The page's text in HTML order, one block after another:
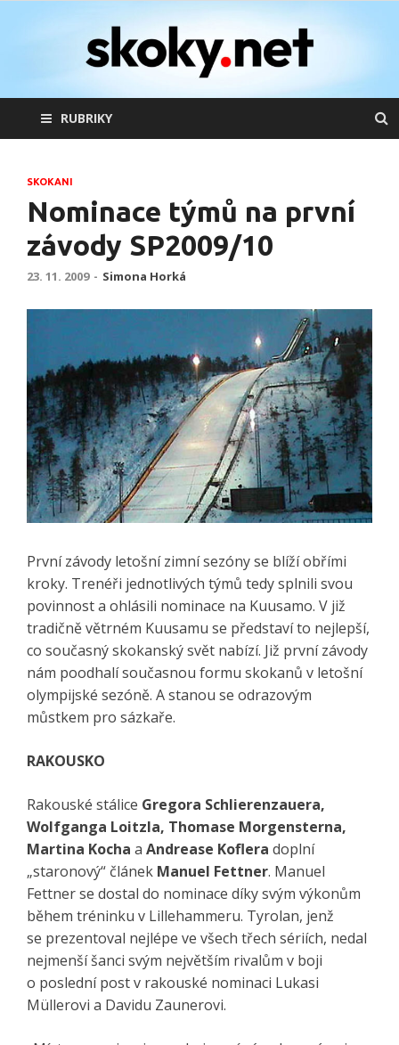
skoky.net
skoky na lyžích
RUBRIKY
SKOKANI
Nominace týmů na první
závody SP2009/10
23. 11. 2009 - Simona Horká
První závody letošní zimní sezóny se blíží obřími
kroky. Trenéři jednotlivých týmů tedy splnili svou
povinnost a ohlásili nominace na Kuusamo. V již
tradičně větrném Kuusamu se představí to nejlepší,
co současný skokanský svět nabízí. Již první závody
nám poodhalí současnou formu skokanů v letošní
olympijské sezóně. A stanou se odrazovým
můstkem pro sázkaře.
RAKOUSKO
Rakouské stálice Gregora Schlierenzauera,
Wolfganga Loitzla, Thomase Morgensterna,
Martina Kocha a Andrease Koflera doplní
„staronový“ článek Manuel Fettner. Manuel
Fettner se dostal do nominace díky svým výkonům
během tréninku v Lillehammeru. Tyrolan, jenž
se prezentoval nejlépe ve všech třech sériích, nedal
nejmenší šanci svým největším rivalům v boji
o poslední post v rakouské nominaci Lukasi
Müllerovi a Davidu Zaunerovi.